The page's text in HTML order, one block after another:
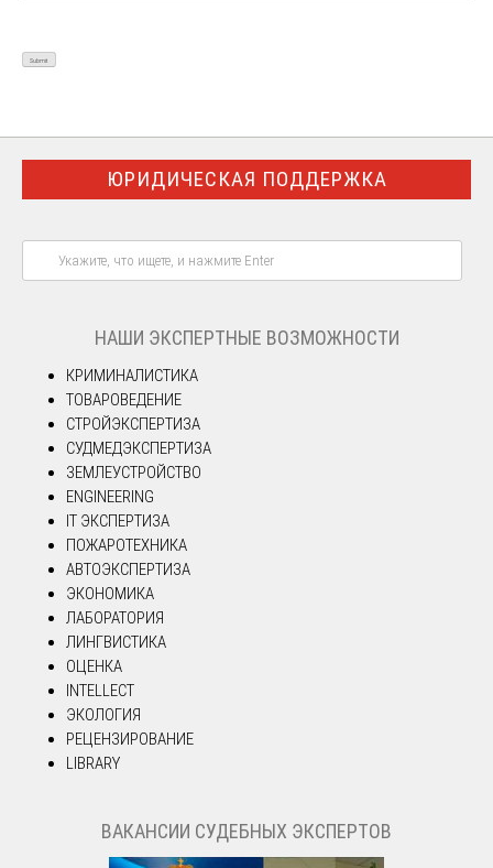
ЮРИДИЧЕСКАЯ ПОДДЕРЖКА
НАШИ ЭКСПЕРТНЫЕ ВОЗМОЖНОСТИ
КРИМИНАЛИСТИКА
ТОВАРОВЕДЕНИЕ
СТРОЙЭКСПЕРТИЗА
СУДМЕДЭКСПЕРТИЗА
ЗЕМЛЕУСТРОЙСТВО
ENGINEERING
IT ЭКСПЕРТИЗА
ПОЖАРОТЕХНИКА
АВТОЭКСПЕРТИЗА
ЭКОНОМИКА
ЛАБОРАТОРИЯ
ЛИНГВИСТИКА
ОЦЕНКА
INTELLECT
ЭКОЛОГИЯ
РЕЦЕНЗИРОВАНИЕ
LIBRARY
ВАКАНСИИ СУДЕБНЫХ ЭКСПЕРТОВ